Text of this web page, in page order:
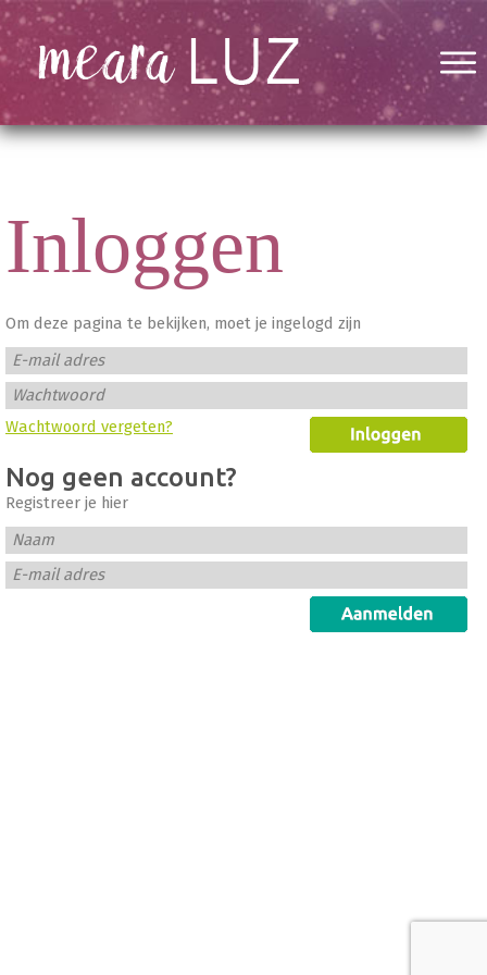
Inloggen
Om deze pagina te bekijken, moet je ingelogd zijn
E-mail adres
Wachtwoord
Wachtwoord vergeten?
Nog geen account?
Registreer je hier
Naam
E-mail adres